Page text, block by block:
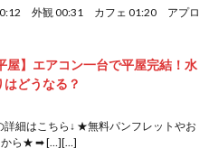
外観 00:31 カフェ 01:20 アプロ
屋】エアコン一台で平屋完結！水
どうなる？
詳細はこちら↓ ★無料パンフレットやお
から★ ➡ […][…]